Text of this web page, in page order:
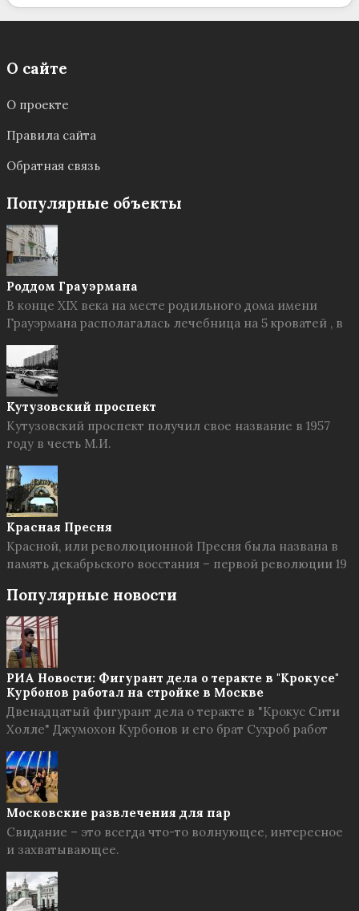
О сайте
О проекте
Правила сайта
Обратная связь
Популярные объекты
Роддом Грауэрмана
В конце XIX века на месте родильного дома имени
Грауэрмана располагалась лечебница на 5 кроватей , в
Кутузовский проспект
Кутузовский проспект получил свое название в 1957
году в честь М.И.
Красная Пресня
Красной, или революционной Пресня была названа в
память декабрьского восстания – первой революции 19
Популярные новости
РИА Новости: Фигурант дела о теракте в "Крокусе"
Курбонов работал на стройке в Москве
Двенадцатый фигурант дела о теракте в "Крокус Сити
Холле" Джумохон Курбонов и его брат Сухроб работ
Московские развлечения для пар
Свидание – это всегда что-то волнующее, интересное
и захватывающее.